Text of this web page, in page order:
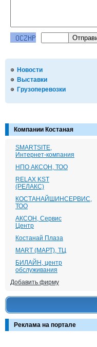
Новости
Выставки
Грузоперевозки
Компании Костаная
SMARTSITE,
Интернет-компания
НПО АКСОН, ТОО
RELAX KST
(РЕЛАКС)
КОСТАНАЙШИНСЕРВИС,
ТОО
АКСОН, Сервис
Центр
Костанай Плаза
MART (МАРТ), ТЦ
БИЛАЙН, центр
обслуживания
Добавить фирму
Реклама на портале